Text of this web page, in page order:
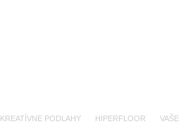
KREATÍVNE PODLAHY HIPERFLOOR